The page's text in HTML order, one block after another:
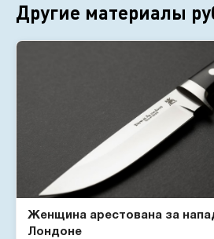
Другие материалы
Женщина арестована за
Лондоне